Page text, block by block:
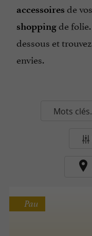
accessoires de
shoppingde
dessous et trouvez
envies.
Mots
Pau